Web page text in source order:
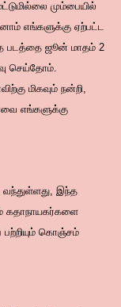
மும்பையில்
எங்களுக்கு ஏற்பட்ட
படத்தை ஜூன் மாதம் 2
செய்தோம்.
மிகவும் நன்றி,
எங்களுக்கு
வந்துள்ளது, இந்த
கதாநாயகர்களை
கொஞ்சம்